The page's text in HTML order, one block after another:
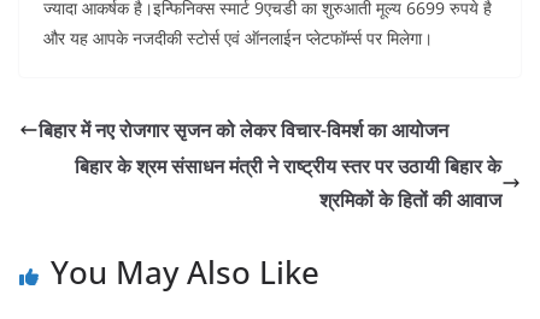
ज्यादा आकर्षक है।इन्फिनिक्स स्मार्ट 9एचडी का शुरुआती मूल्य 6699 रुपये है
और यह आपके नजदीकी स्टोर्स एवं ऑनलाईन प्लेटफॉर्म्स पर मिलेगा।
बिहार में नए रोजगार सृजन को लेकर विचार-विमर्श का आयोजन
बिहार के श्रम संसाधन मंत्री ने राष्ट्रीय स्तर पर उठायी बिहार के
श्रमिकों के हितों की आवाज
You May Also Like